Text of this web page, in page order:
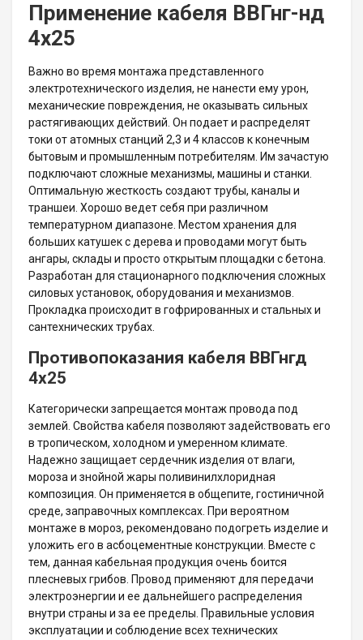
Применение кабеля ВВГнг-нд
4х25
Важно во время монтажа представленного
электротехнического изделия, не нанести ему урон,
механические повреждения, не оказывать сильных
растягивающих действий. Он подает и распределят
токи от атомных станций 2,3 и 4 классов к конечным
бытовым и промышленным потребителям. Им зачастую
подключают сложные механизмы, машины и станки.
Оптимальную жесткость создают трубы, каналы и
траншеи. Хорошо ведет себя при различном
температурном диапазоне. Местом хранения для
больших катушек с дерева и проводами могут быть
ангары, склады и просто открытым площадки с бетона.
Разработан для стационарного подключения сложных
силовых установок, оборудования и механизмов.
Прокладка происходит в гофрированных и стальных и
сантехнических трубах.
Противопоказания кабеля ВВГнгд
4х25
Категорически запрещается монтаж провода под
землей. Свойства кабеля позволяют задействовать его
в тропическом, холодном и умеренном климате.
Надежно защищает сердечник изделия от влаги,
мороза и знойной жары поливинилхлоридная
композиция. Он применяется в общепите, гостиничной
среде, заправочных комплексах. При вероятном
монтаже в мороз, рекомендовано подогреть изделие и
уложить его в асбоцементные конструкции. Вместе с
тем, данная кабельная продукция очень боится
плесневых грибов. Провод применяют для передачи
электроэнергии и ее дальнейшего распределения
внутри страны и за ее пределы. Правильные условия
эксплуатации и соблюдение всех технических